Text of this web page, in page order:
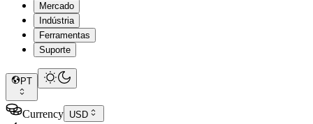
Mercado
Indústria
Ferramentas
Suporte
PT
Currency USD